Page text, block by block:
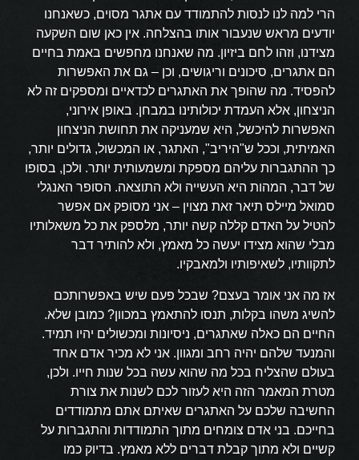
הרי למה לנו לנסות להתמודד עם אתגר מסוים, כשאנחנו
יודעים מראש שנעבור אותו בהצלחה. אין כאן שום השקעה
מצידנו, וזהו לחם ביזיון. מה שאנחנו מחפשים באמת בחיים
הם אתגרים, סיכונים וריגושים, וכן – גם את האפשרות
להפסיד. מה שהופך את האתגרים לכדאיים ומספקים זה לא
הניצחון, אלא העמדת יכולותינו במבחן. באופן אירוני,
האפשרות להיכשל, היא שמעניקה את תחושת הניצחון
האמיתית, וככל ש"היריב", האתגר, או המכשול, גדולים יותר,
כך ההתגברות עליהם מספקת ומשמעותית יותר. ולכן, בסופו
של דבר, המהות היא העשייה ולא התוצאה. הסופר האנגלי
סמואל מיילס תיאר זאת מצוין – אני מסופק אם אפשר
להטיל על האדם קללה קשה יותר, מלספק את כל משאלותיו
מבלי שהוא מצידו יעשה כל מאמץ, ולא להותיר דבר
לתקוותיו, לשאיפותיו ולמאבקיו.
אז מה אני אומר בעצם? שבכל פעם שיש באפשרותכם
להשיג משהו בקלות, תנסו להתאמץ במכוון? כמובן שלא.
החיים הם כאלה שאתגרים, ניסיונות ומכשולים יהיו תמיד.
והמנעד שלהם יהיה רחב ומגוון. אני לא מכיר אדם אחד
בעולם שהצליח בכל מה שהוא עשה בכל שנות חייו. ולכן,
מטרת המאמר הזה היא לעזור לכם לשנות את צורת
החשיבה שלכם על האתגרים שאיתם אתם מתמודדים
בחייכם. בני אדם צומחים מתוך התמודדות והתגברות על
קשיים ולא מתוך קבלת דברים ללא מאמץ. בדיוק כמו